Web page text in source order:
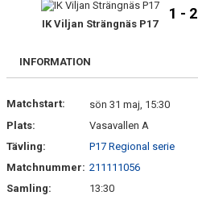
DOKUMENT
KONTAKT
IK Viljan Strängnäs P17
1 - 2
INFORMATION
Matchstart:
sön 31 maj, 15:30
Plats:
Vasavallen A
Tävling:
P17 Regional serie
Matchnummer: 211111056
Samling:
13:30